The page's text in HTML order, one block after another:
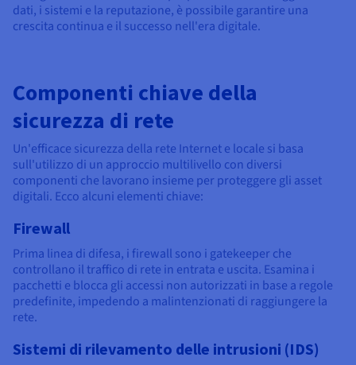
dati, i sistemi e la reputazione, è possibile garantire una
crescita continua e il successo nell'era digitale.
Componenti chiave della
sicurezza di rete
Un'efficace sicurezza della rete Internet e locale si basa
sull'utilizzo di un approccio multilivello con diversi
componenti che lavorano insieme per proteggere gli asset
digitali. Ecco alcuni elementi chiave:
Firewall
Prima linea di difesa, i firewall sono i gatekeeper che
controllano il traffico di rete in entrata e uscita. Esamina i
pacchetti e blocca gli accessi non autorizzati in base a regole
predefinite, impedendo a malintenzionati di raggiungere la
rete.
Sistemi di rilevamento delle intrusioni (IDS)